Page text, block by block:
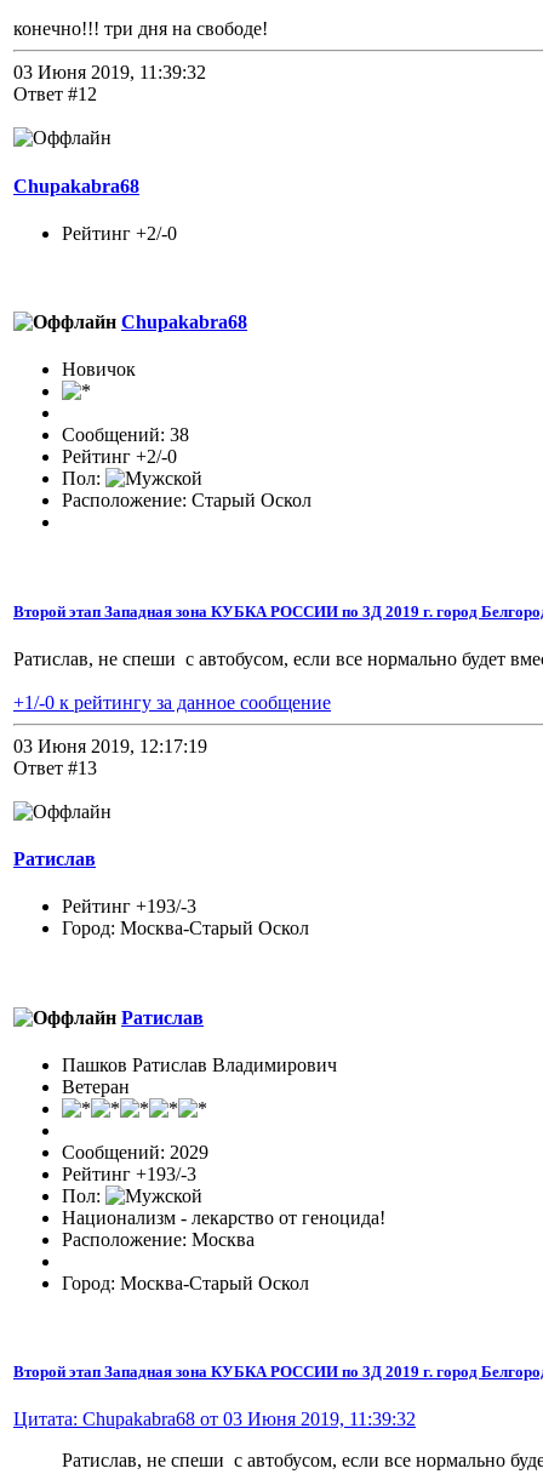
конечно!!! три дня на свободе!
03 Июня 2019, 11:39:32
Ответ #12
Chupakabra68
Рейтинг +2/-0
Chupakabra68
Новичок
Сообщений: 38
Рейтинг +2/-0
Пол:
Расположение: Старый Оскол
Второй этап Западная зона КУБКА РОССИИ по 3Д 2019 г. город
Ратислав, не спеши с автобусом, если все нормально будет
+1/-0 к рейтингу за данное сообщение
03 Июня 2019, 12:17:19
Ответ #13
Ратислав
Рейтинг +193/-3
Город: Москва-Старый Оскол
Ратислав
Пашков Ратислав Владимирович
Ветеран
Сообщений: 2029
Рейтинг +193/-3
Пол:
Национализм - лекарство от геноцида!
Расположение: Москва
Город: Москва-Старый Оскол
Второй этап Западная зона КУБКА РОССИИ по 3Д 2019 г. город
Цитата: Chupakabra68 от 03 Июня 2019, 11:39:32
Ратислав, не спеши с автобусом, если все нормально